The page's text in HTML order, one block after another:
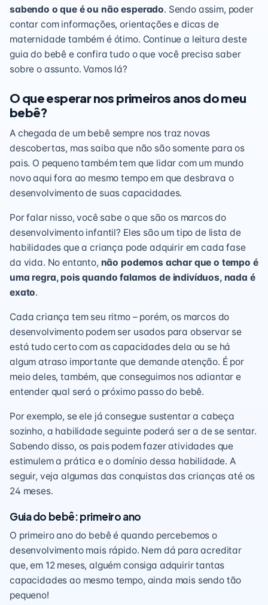
sabendo o que é ou não esperado. Sendo assim, poder
contar com informações, orientações e dicas de
maternidade também é ótimo. Continue a leitura deste
guia do bebê e confira tudo o que você precisa saber
sobre o assunto. Vamos lá?
O que esperar nos primeiros anos do meu
bebê?
A chegada de um bebê sempre nos traz novas
descobertas, mas saiba que não são somente para os
pais. O pequeno também tem que lidar com um mundo
novo aqui fora ao mesmo tempo em que desbrava o
desenvolvimento de suas capacidades.
Por falar nisso, você sabe o que são os marcos do
desenvolvimento infantil? Eles são um tipo de lista de
habilidades que a criança pode adquirir em cada fase
da vida. No entanto, não podemos achar que o tempo é
uma regra, pois quando falamos de indivíduos, nada é
exato.
Cada criança tem seu ritmo – porém, os marcos do
desenvolvimento podem ser usados para observar se
está tudo certo com as capacidades dela ou se há
algumatraso importante que demande atenção. É por
meio deles, também, que conseguimos nos adiantar e
entender qual será o próximo passo do bebê.
Por exemplo, se ele já consegue sustentar a cabeça
sozinho, a habilidade seguinte poderá ser a de se sentar.
Sabendo disso, os pais podem fazeratividadesque
estimulem a prática e o domínio dessa habilidade. A
seguir, veja algumas das conquistas das crianças até os
24 meses.
Guia do bebê: primeiro ano
O primeiro ano do bebê é quando percebemos o
desenvolvimento mais rápido. Nem dá para acreditar
que, em 12 meses, alguém consiga adquirir tantas
capacidades ao mesmo tempo, ainda mais sendo tão
pequeno!